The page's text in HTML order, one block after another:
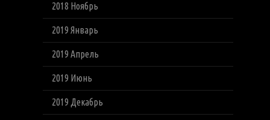
2018 Ноябрь
2019 Январь
2019 Апрель
2019 Июнь
2019 Декабрь